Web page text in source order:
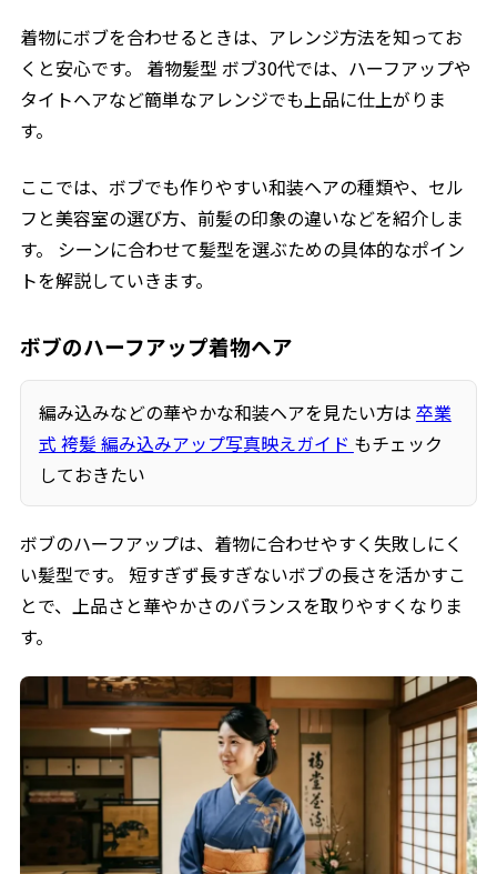
着物にボブを合わせるときは、アレンジ方法を知ってお
くと安心です。 着物髪型 ボブ30代では、ハーフアップや
タイトヘアなど簡単なアレンジでも上品に仕上がりま
す。
ここでは、ボブでも作りやすい和装ヘアの種類や、セル
フと美容室の選び方、前髪の印象の違いなどを紹介しま
す。 シーンに合わせて髪型を選ぶための具体的なポイン
トを解説していきます。
ボブのハーフアップ着物ヘア
編み込みなどの華やかな和装ヘアを見たい方は 卒業
式 袴髪 編み込みアップ写真映えガイド もチェック
しておきたい
ボブのハーフアップは、着物に合わせやすく失敗しにく
い髪型です。 短すぎず長すぎないボブの長さを活かすこ
とで、上品さと華やかさのバランスを取りやすくなりま
す。